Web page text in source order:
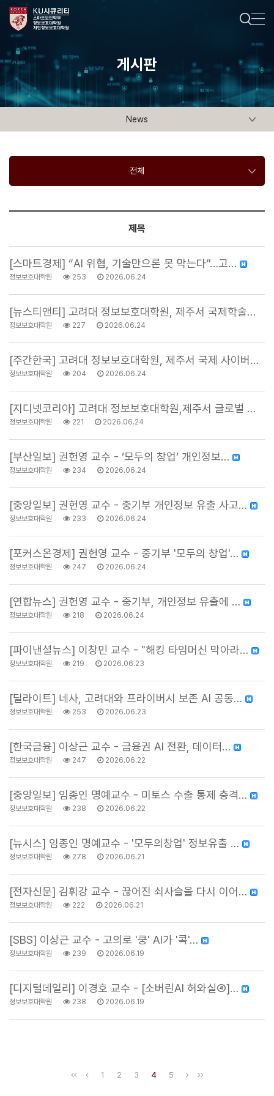
게시판
News
전체
제목
[스마트경제] “AI 위협, 기술만으론 못 막는다”…고…
정보보호대학원 253 2026.06.24
[뉴스티앤티] 고려대 정보보호대학원, 제주서 국제학술대…
정보보호대학원 227 2026.06.24
[주간한국] 고려대 정보보호대학원, 제주서 국제 사이버…
정보보호대학원 204 2026.06.24
[지디넷코리아] 고려대 정보보호대학원,제주서 글로벌 사…
정보보호대학원 221 2026.06.24
[부산일보] 권헌영 교수 - ‘모두의 창업’ 개인정보…
정보보호대학원 234 2026.06.24
[중앙일보] 권헌영 교수 - 중기부 개인정보 유출 사고…
정보보호대학원 233 2026.06.24
[포커스온경제] 권헌영 교수 - 중기부 '모두의 창업'…
정보보호대학원 247 2026.06.24
[연합뉴스] 권헌영 교수 - 중기부, 개인정보 유출에 …
정보보호대학원 218 2026.06.24
[파이낸셜뉴스] 이창민 교수 - "해킹 타임머신 막아라…
정보보호대학원 219 2026.06.23
[딜라이트] 네사, 고려대와 프라이버시 보존 AI 공동…
정보보호대학원 253 2026.06.23
[한국금융] 이상근 교수 - 금융권 AI 전환, 데이터…
정보보호대학원 247 2026.06.22
[중앙일보] 임종인 명예교수 - 미토스 수출 통제 충격…
정보보호대학원 238 2026.06.22
[뉴시스] 임종인 명예교수 - '모두의창업' 정보유출 …
정보보호대학원 278 2026.06.21
[전자신문] 김휘강 교수 - 끊어진 쇠사슬을 다시 이어…
정보보호대학원 222 2026.06.21
[SBS] 이상근 교수 - 고의로 '쿵' AI가 '콕'…
정보보호대학원 239 2026.06.19
[디지털데일리] 이경호 교수 - [소버린AI 허와실④]…
정보보호대학원 238 2026.06.19
1 2 3 4 5